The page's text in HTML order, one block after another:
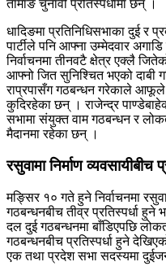
तामाङ चुनावी प्रतिस्पर्धामा छन् ।
धादिङमा प्रतिनिधिसभाका दुई र
पार्टीले पनि आफ्ना उम्मेदवार
निर्वाचनमा तीनवटै क्षेत्र एक्लै
आफ्नो जित सुनिश्चित भएको दाबी
राप्रपासँग गठबन्धन गरेकाले आफूले
कुदिरहेका छन् । राजेन्द्र
सभामा संयुक्त वाम गठबन्धन र
मैदानमा रहेका छन् ।
रसुवामा निर्माण व्यवसायीबीच
मङ्सिर १० गते हुने निर्वाचनमा
गठबन्धनबीच तीव्र प्रतिस्पर्धा
दल दुई गठबन्धनमा बाँडिएपछि
गठबन्धनबीच प्रतिस्पर्धा हुने
एक तथा प्रदेश सभा सदस्यमा